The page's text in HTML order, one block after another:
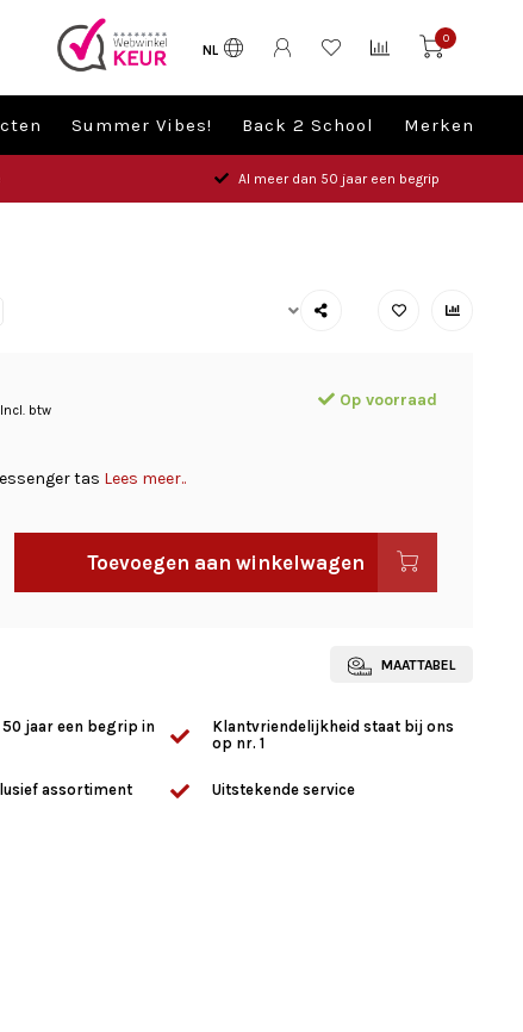
NL
0
Summer Vibes! Back 2 School Merken
Al meer dan 50 jaar een begrip
Incl. btw
Op voorraad
tas Lees meer..
Toevoegen aan winkelwagen
MAATTABEL
jaar een begrip in
Klantvriendelijkheid staat bij ons
op nr. 1
assortiment Uitstekende service